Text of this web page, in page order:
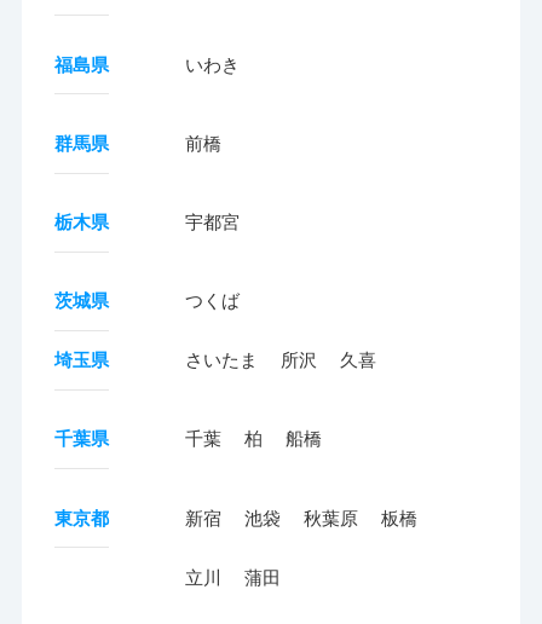
福島県 いわき
群馬県 前橋
栃木県 宇都宮
茨城県 つくば
埼玉県 さいたま 所沢 久喜
千葉県 千葉 柏 船橋
東京都 新宿 池袋 秋葉原 板橋
立川 蒲田